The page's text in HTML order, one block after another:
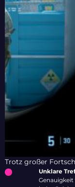
Trotz großer
Unklare